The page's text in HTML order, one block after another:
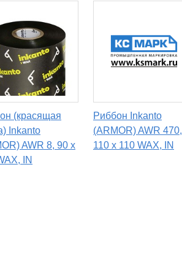
(красящая
Inkanto
AWR 8, 90 x
IN
Риббон Inkanto
(ARMOR) AWR 470,
110 x 110 WAX, IN